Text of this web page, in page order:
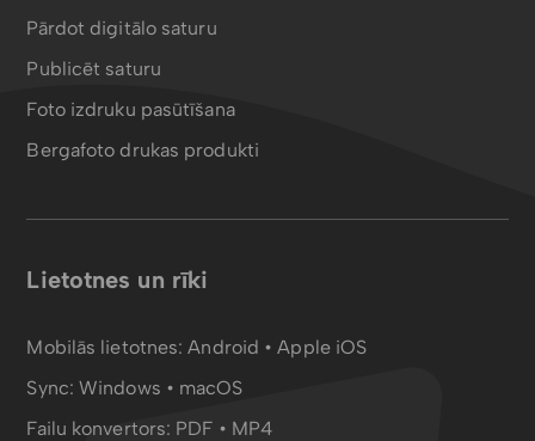
Pārdot digitālo saturu
Publicēt saturu
Foto izdruku pasūtīšana
Bergafoto drukas produkti
Lietotnes un rīki
Mobilās lietotnes:Android •Apple iOS
Sync:Windows • macOS
Failu konvertors: PDF • MP4